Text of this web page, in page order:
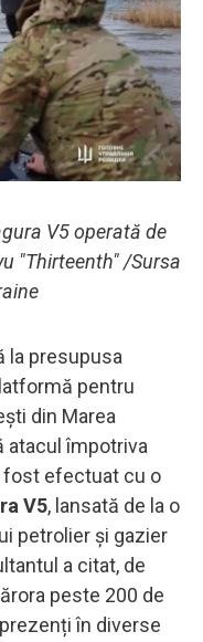
V5 operată de
"Thirteenth" /Sursa
la presupusa
pentru
din Marea
atacul împotriva
fost efectuat cu o
V5, lansată de la o
petrolier și gazier
a citat, de
peste 200 de
în diverse